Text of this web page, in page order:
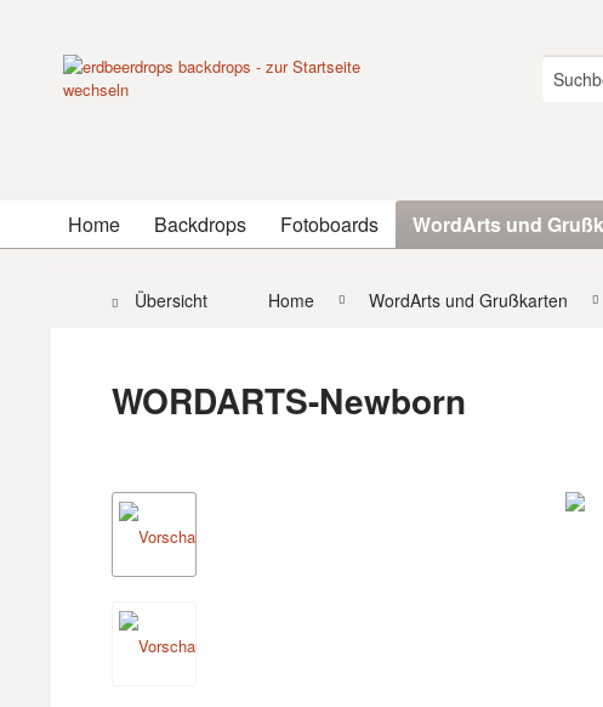
Home Backdrops Fotoboards WordArts und
Übersicht Home WordArts und Grußkarten
WORDARTS-Newborn